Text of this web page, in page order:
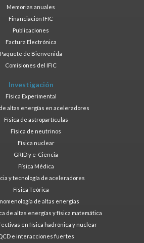
Memorias anuales
Financiación IFIC
Publicaciones
Factura Electrónica
Paquete de Bienvenida
Comisiones del IFIC
Investigación
Física Experimental
altas energías en aceleradores
Física de astropartículas
Física de neutrinos
Física nuclear
GRID y e-Ciencia
Física Médica
y tecnología de aceleradores
Física Teórica
de altas energías
de altas energías y física matemática
en física hadrónica y nuclear
e interacciones fuertes